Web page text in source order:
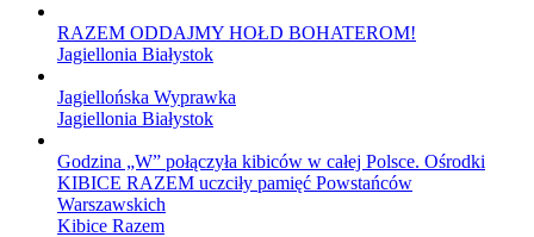
RAZEM ODDAJMY HOŁD BOHATEROM!
Jagiellonia Białystok
Jagiellońska Wyprawka
Jagiellonia Białystok
Godzina „W” połączyła kibiców w całej Polsce. Ośrodki
KIBICE RAZEM uczciły pamięć Powstańców
Warszawskich
Kibice Razem